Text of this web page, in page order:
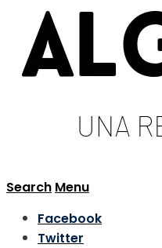
Search Menu
Facebook
Twitter